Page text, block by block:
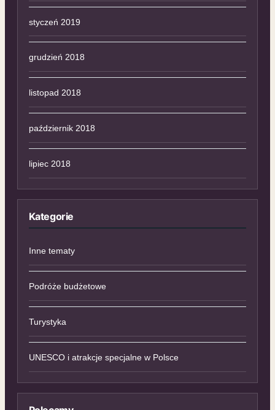
styczeń 2019
grudzień 2018
listopad 2018
październik 2018
lipiec 2018
Kategorie
Inne tematy
Podróże budżetowe
Turystyka
UNESCO i atrakcje specjalne w Polsce